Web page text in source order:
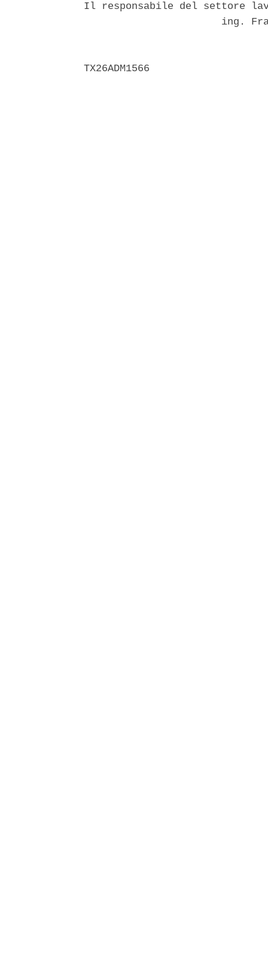
Il responsabile del settore
ing.